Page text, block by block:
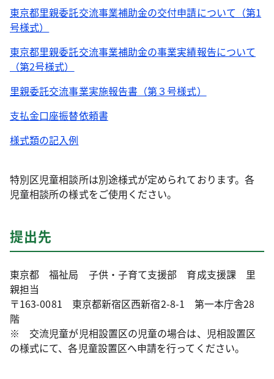
東京都里親委託交流事業補助金の交付申請について（第1
号様式）
東京都里親委託交流事業補助金の事業実績報告について
（第2号様式）
里親委託交流事業実施報告書（第３号様式）
支払金口座振替依頼書
様式類の記入例
特別区児童相談所は別途様式が定められております。各
児童相談所の様式をご使用ください。
提出先
東京都 福祉局 子供・子育て支援部 育成支援課 里
親担当
〒163-0081 東京都新宿区西新宿2-8-1 第一本庁舎28
階
※ 交流児童が児相設置区の児童の場合は、児相設置区
の様式にて、各児童設置区へ申請を行ってください。